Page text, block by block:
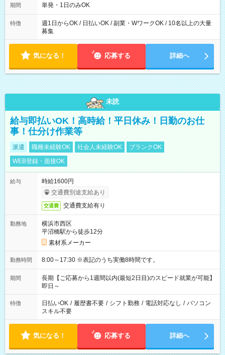
期間 単発・1日のみOK
特徴
週1日からOK / 日払いOK / 副業・WワークOK / 10名以上の大量
募集
気になる！ 応募する 詳細へ
未読
給与即払いOK！高時給！平日休み！日勤のお仕
事！仕分け作業等
派遣 職種未経験OK 社会人未経験OK
ブランクOK
WEB登録・面接OK
給与
時給1600円
交通費別途支給あり
交通費 交通費支給有り
勤務地
横浜市西区
平沼橋駅から徒歩12分
素材系メーカー
勤務時間 8:00～17:30 ※表記のうち実働8時間です。
期間
長期【ご応募から1週間以内(最短2日目)のスピード就業が可能】
即日～
特徴 日払いOK / 履歴書不要 / シフト勤務 / 電話対応なし / パソコン
スキル不要
気になる！ 応募する 詳細へ